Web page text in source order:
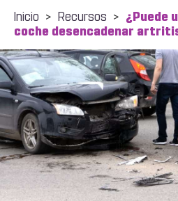
Inicio > Recursos > ¿Puede
coche desencadenar